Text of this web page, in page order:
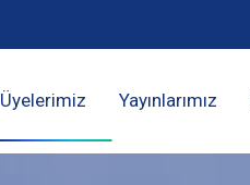
Üyelerimiz Yayınlarımız